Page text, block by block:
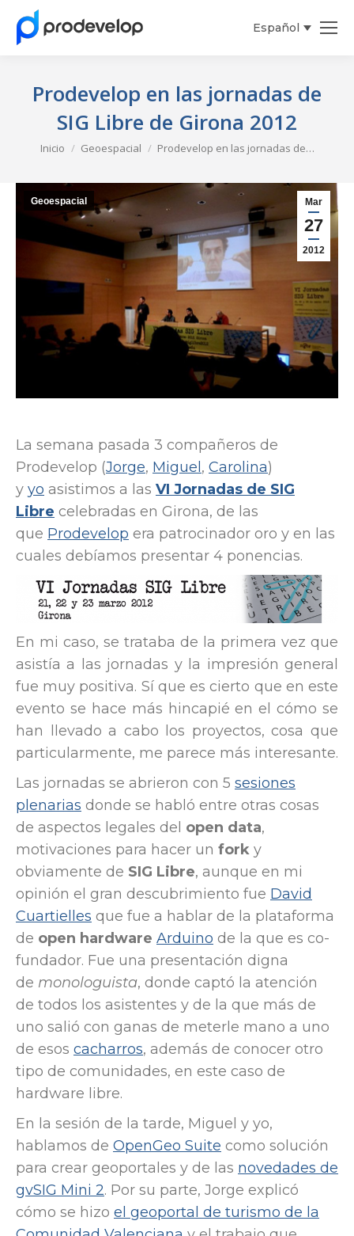
Español
Prodevelop en las jornadas de
SIG Libre de Girona 2012
Estás aquí:
Inicio Geoespacial Prodevelop en las jornadas de…
Mar
27
2012
Geoespacial
La semana pasada 3 compañeros de
Prodevelop (Jorge, Miguel , Carolina)
y yo asistimos a las VI Jornadas de SIG
Libre celebradas en Girona, de las
que Prodevelop era patrocinador oro y en las
cuales debíamos presentar 4 ponencias.
En mi caso, se trataba de la primera vez que
asistía a las jornadas y la impresión general
fue muy positiva. Sí que es cierto que en este
evento se hace más hincapié en el cómo se
han llevado a cabo los proyectos, cosa que
particularmente, me parece más interesante.
Las jornadas se abrieron con 5 sesiones
plenarias donde se habló entre otras cosas
de aspectos legales del open data,
motivaciones para hacer un fork y
obviamente de SIG Libre, aunque en mi
opinión el gran descubrimiento fue David
Cuartielles que fue a hablar de la plataforma
de open hardware Arduino de la que es co-
fundador. Fue una presentación digna
de monologuista, donde captó la atención
de todos los asistentes y de la que más de
uno salió con ganas de meterle mano a uno
de esos cacharros, además de conocer otro
tipo de comunidades, en este caso de
hardware libre.
En la sesión de la tarde, Miguel y yo,
hablamos de OpenGeo Suite como solución
para crear geoportales y de las novedades de
gvSIG Mini 2. Por su parte, Jorge explicó
cómo se hizo el geoportal de turismo de la